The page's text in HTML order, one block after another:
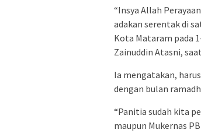
“Insya Allah
adakan serentak di
Kota Mataram pada
Zainuddin Atasni,
Ia mengatakan,
dengan bulan
“Panitia sudah kita
maupun Mukernas